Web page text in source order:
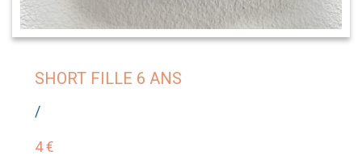
SHORT FILLE 6 ANS
/
4 €